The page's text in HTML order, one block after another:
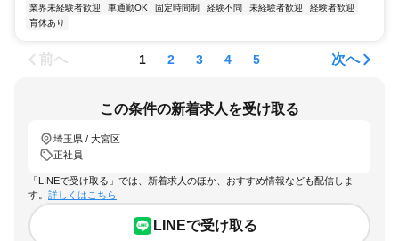
業界未経験者歓迎 車通勤OK 固定時間制 経験不問 未経験者歓迎
経験者歓迎
育休あり
前へ 1 2 3 4 5 次へ
この条件の新着求人を受け取る
埼玉県 / 大宮区
正社員
「LINEで受け取る」では、新着求人のほか、おすすめ情報なども配信しま
す。 詳しくはこちら
LINEで受け取る